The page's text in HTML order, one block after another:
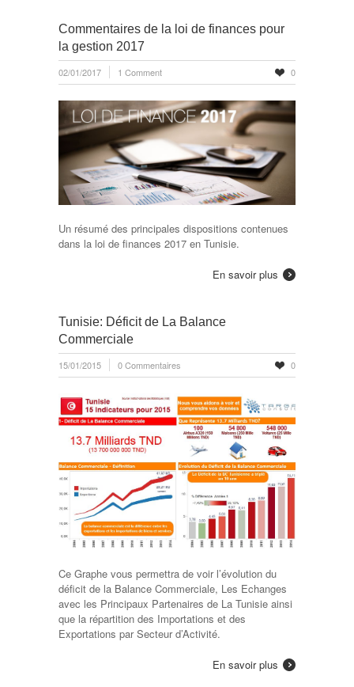
Commentaires de la loi de finances pour
la gestion 2017
02/01/2017 1 Comment 0
Un résumé des principales dispositions contenues
dans la loi de finances 2017 en Tunisie.
En savoir plus
Tunisie: Déficit de La Balance
Commerciale
15/01/2015 0 Commentaires 0
Ce Graphe vous permettra de voir l’évolution du
déficit de la Balance Commerciale, Les Echanges
avec les Principaux Partenaires de La Tunisie ainsi
que la répartition des Importations et des
Exportations par Secteur d’Activité.
En savoir plus